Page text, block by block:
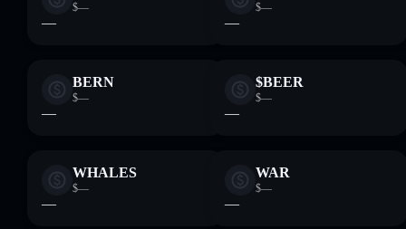
$—
—
$—
—
BERN
$—
—
$BEER
$—
—
WHALES
$—
—
WAR
$—
—